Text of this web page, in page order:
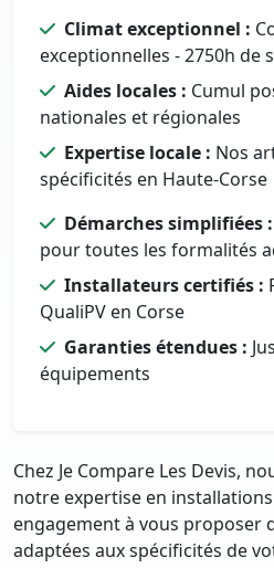
Climat exceptionnel :
exceptionnelles - 2750h de
Aides locales : Cumul
nationales et régionales
Expertise locale : Nos
spécificités en Haute-Corse
Démarches simplifiées :
pour toutes les formalités
Installateurs certifiés :
QualiPV en Corse
Garanties étendues :
équipements
Chez Je Compare Les Devis,
notre expertise en
engagement à vous proposer
adaptées aux spécificités de